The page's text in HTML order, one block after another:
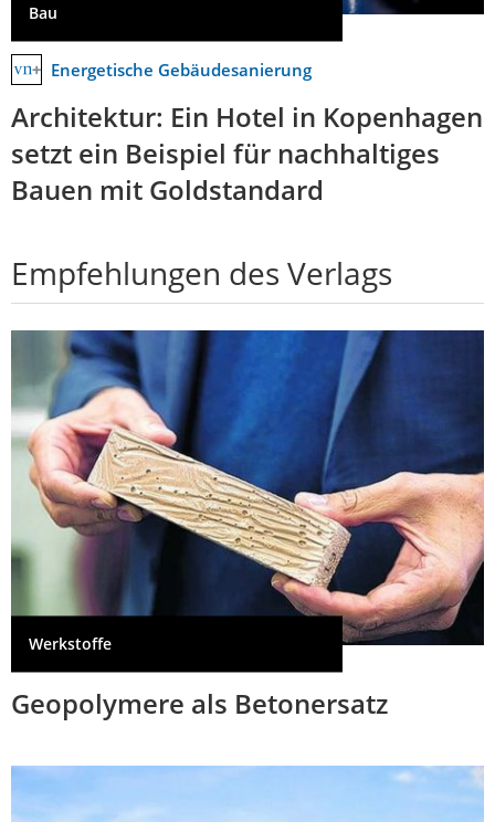
Bau
Energetische Gebäudesanierung
Architektur: Ein Hotel in Kopenhagen
setzt ein Beispiel für nachhaltiges
Bauen mit Goldstandard
Empfehlungen des Verlags
Werkstoffe
Geopolymere als Betonersatz